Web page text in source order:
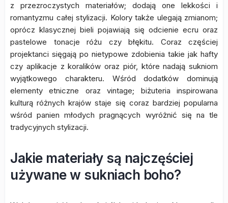
z przezroczystych materiałów; dodają one lekkości i
romantyzmu całej stylizacji. Kolory także ulegają zmianom;
oprócz klasycznej bieli pojawiają się odcienie ecru oraz
pastelowe tonacje różu czy błękitu. Coraz częściej
projektanci sięgają po nietypowe zdobienia takie jak hafty
czy aplikacje z koralików oraz piór, które nadają sukniom
wyjątkowego charakteru. Wśród dodatków dominują
elementy etniczne oraz vintage; biżuteria inspirowana
kulturą różnych krajów staje się coraz bardziej popularna
wśród panien młodych pragnących wyróżnić się na tle
tradycyjnych stylizacji.
Jakie materiały są najczęściej
używane w sukniach boho?